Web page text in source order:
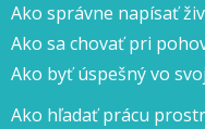
Ako správne napísať
Ako sa chovať pri
Ako byť úspešný vo
Ako hľadať prácu